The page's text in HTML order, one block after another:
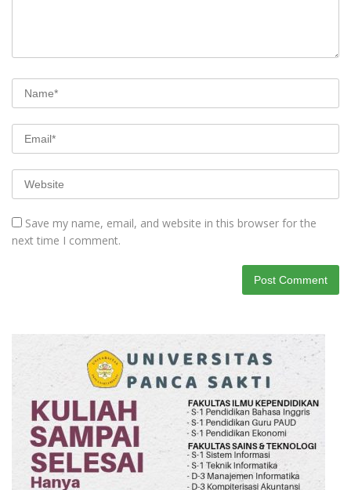
Save my name, email, and website in this browser for the
next time I comment.